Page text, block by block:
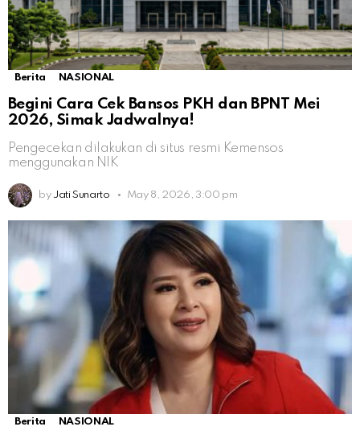
Berita NASIONAL
Begini Cara Cek Bansos PKH dan BPNT Mei
2026, Simak Jadwalnya!
Pengecekan dilakukan di situs resmi Kemensos
menggunakan NIK
by Jati Sunarto May 8, 2026, 3:00 pm
Berita NASIONAL